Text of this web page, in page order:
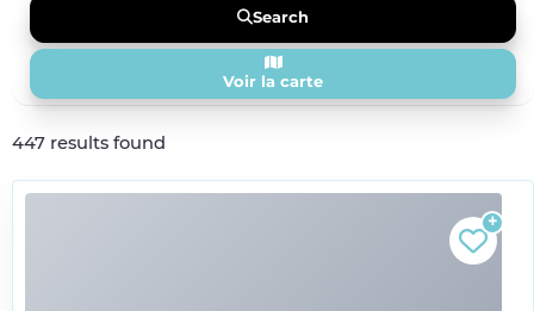
Search
Voir la carte
447 results found